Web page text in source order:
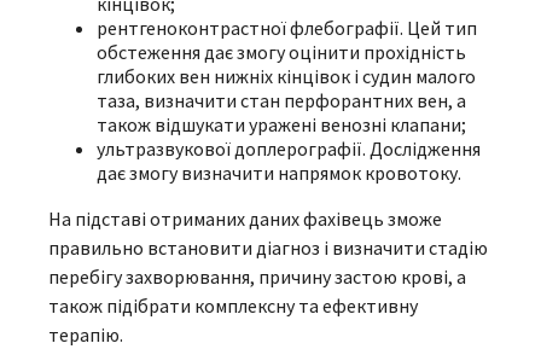
рентгеноконтрастної флебографії. Цей тип
обстеження дає змогу оцінити прохідність
глибоких вен нижніх кінцівок і судин малого
таза, визначити стан перфорантних вен, а
також відшукати уражені венозні клапани;
ультразвукової доплерографії. Дослідження
дає змогу визначити напрямок кровотоку.
На підставі отриманих даних фахівець зможе
правильно встановити діагноз і визначити стадію
перебігу захворювання, причину застою крові, а
також підібрати комплексну та ефективну
терапію.